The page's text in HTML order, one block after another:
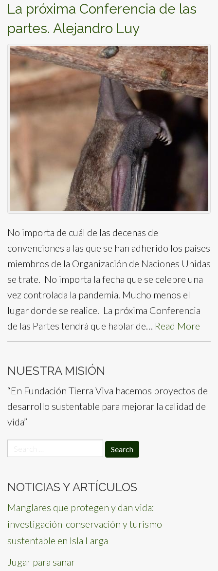
La próxima Conferencia de las
partes. Alejandro Luy
No importa de cuál de las decenas de
convenciones a las que se han adherido los países
miembros de la Organización de Naciones Unidas
se trate. No importa la fecha que se celebre una
vez controlada la pandemia. Mucho menos el
lugar donde se realice. La próxima Conferencia
de las Partes tendrá que hablar de… Read More
NUESTRA MISIÓN
“En Fundación Tierra Viva hacemos proyectos de
desarrollo sustentable para mejorar la calidad de
vida”
for:
NOTICIAS Y ARTÍCULOS
Manglares que protegen y dan vida:
investigación-conservación y turismo
sustentable en Isla Larga
Jugar para sanar